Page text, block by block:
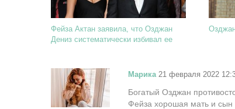
Фейза Актан заявила, что Озджан
Дениз систематически избивал ее
Марика21 февраля 2022
Богатый Озджан
Фейза хорошая мать и сын